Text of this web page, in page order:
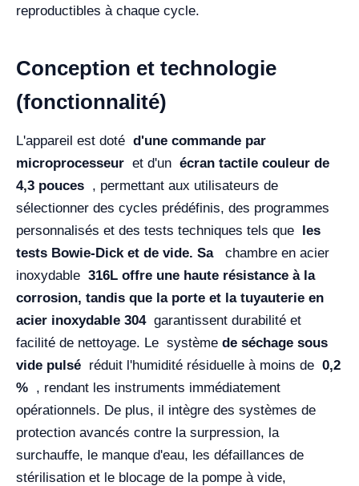
reproductibles à chaque cycle.
Conception et technologie
(fonctionnalité)
L'appareil est doté d'une commande par
microprocesseur et d'un écran tactile couleur de
4,3 pouces , permettant aux utilisateurs de
sélectionner des cycles prédéfinis, des programmes
personnalisés et des tests techniques tels que les
tests Bowie-Dick et de vide. Sa
chambre en acier
inoxydable 316L offre une haute résistance à la
corrosion, tandis que la porte et la tuyauterie en
acier inoxydable 304garantissent durabilité et
facilité de nettoyage. Le système de séchage sous
vide pulsé réduit l'humidité résiduelle à moins de 0,2
% , rendant les instruments immédiatement
opérationnels. De plus, il intègre des systèmes de
protection avancés contre la surpression, la
surchauffe, le manque d'eau, les défaillances de
stérilisation et le blocage de la pompe à vide,